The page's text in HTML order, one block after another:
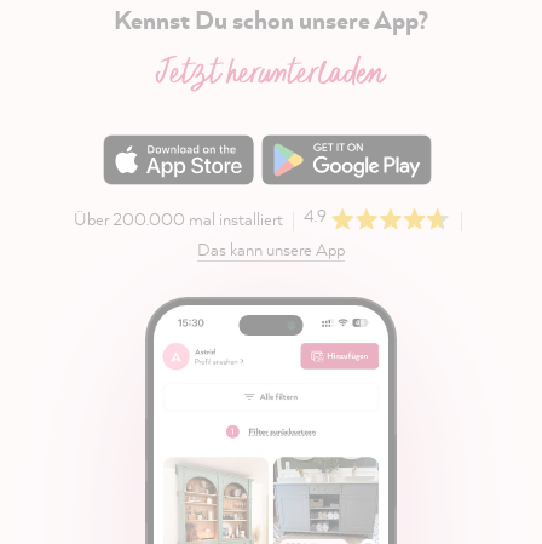
Kennst Du schon unsere App?
Jetzt herunterladen
Über 200.000 mal installiert
4.9
Das kann unsere App